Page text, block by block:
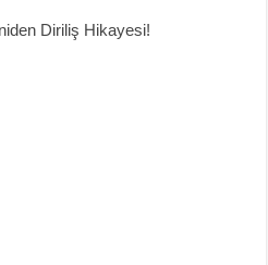
Diriliş Hikayesi!